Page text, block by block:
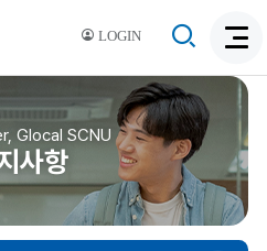
LOGIN
색
활
성
색
Glocal SCNU
사항